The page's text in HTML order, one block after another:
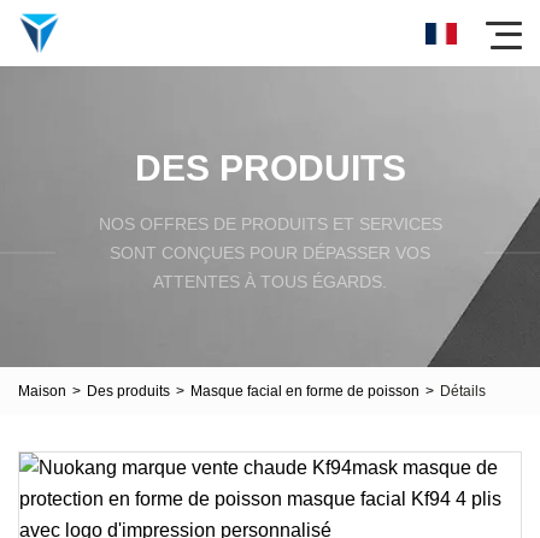
DES PRODUITS
NOS OFFRES DE PRODUITS ET SERVICES
SONT CONÇUES POUR DÉPASSER VOS
ATTENTES À TOUS ÉGARDS.
Maison > Des produits > Masque facial en forme de poisson > Détails